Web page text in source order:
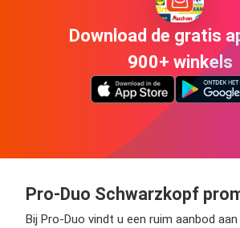
Download de gratis
900+ winkels
Pro-Duo Schwarzkopf
Bij Pro-Duo vindt u een ruim aanbod